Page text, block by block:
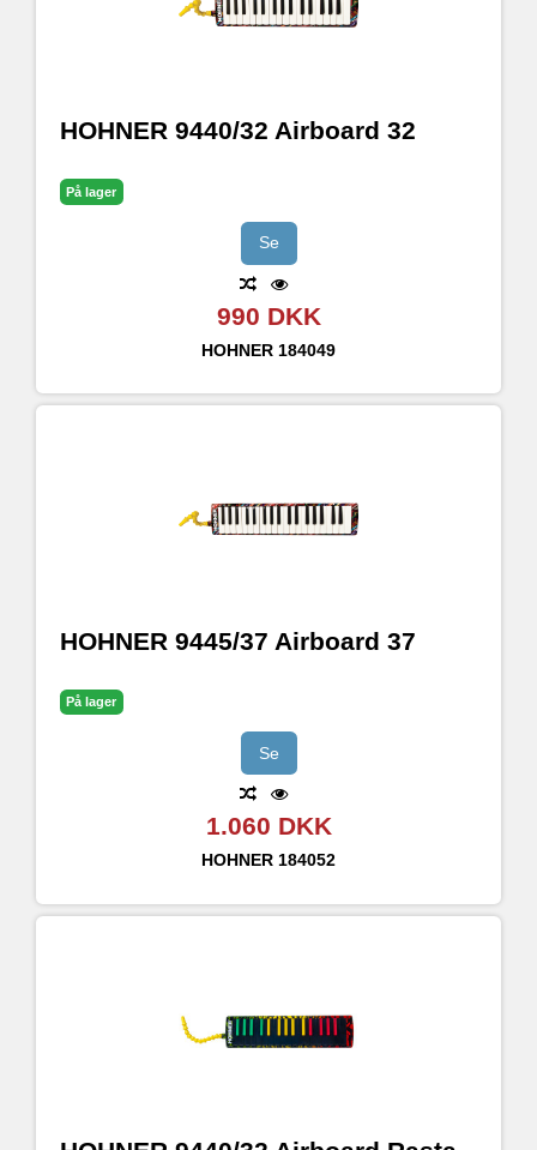
HOHNER 9440/32 Airboard 32
På lager
Se
990 DKK
HOHNER 184049
HOHNER 9445/37 Airboard 37
På lager
Se
1.060 DKK
HOHNER 184052